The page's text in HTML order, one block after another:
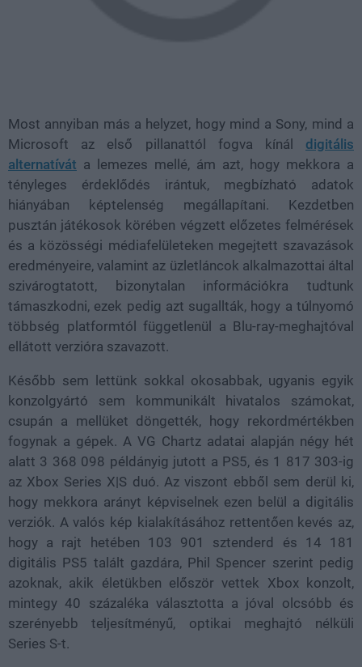
Most annyiban más a helyzet, hogy mind a Sony, mind a
Microsoft az első pillanattól fogva kínál digitális
alternatívát a lemezes mellé, ám azt, hogy mekkora a
tényleges érdeklődés irántuk, megbízható adatok
hiányában képtelenség megállapítani. Kezdetben
pusztán játékosok körében végzett előzetes felmérések
és a közösségi médiafelületeken megejtett szavazások
eredményeire, valamint az üzletláncok alkalmazottai által
szivárogtatott, bizonytalan információkra tudtunk
támaszkodni, ezek pedig azt sugallták, hogy a túlnyomó
többség platformtól függetlenül a Blu-ray-meghajtóval
ellátott verzióra szavazott.
Később sem lettünk sokkal okosabbak, ugyanis egyik
konzolgyártó sem kommunikált hivatalos számokat,
csupán a mellüket döngették, hogy rekordmértékben
fogynak a gépek. A VG Chartz adatai alapján négy hét
alatt 3 368 098 példányig jutott a PS5, és 1 817 303-ig
az Xbox Series X|S duó. Az viszont ebből sem derül ki,
hogy mekkora arányt képviselnek ezen belül a digitális
verziók. A valós kép kialakításához rettentően kevés az,
hogy a rajt hetében 103 901 sztenderd és 14 181
digitális PS5 talált gazdára, Phil Spencer szerint pedig
azoknak, akik életükben először vettek Xbox konzolt,
mintegy 40 százaléka választotta a jóval olcsóbb és
szerényebb teljesítményű, optikai meghajtó nélküli
Series S-t.